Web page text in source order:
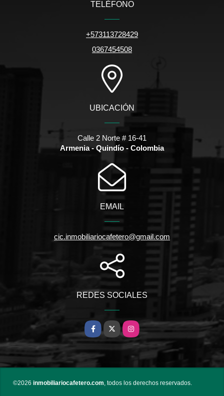
TELÉFONO
+573113728429
0367454508
UBICACIÓN
Calle 2 Norte # 16-41
Armenia - Quindío - Colombia
EMAIL
cic.inmobiliariocafetero@gmail.com
REDES SOCIALES
Facebook
X Instagram
©2026 inmobiliariocafetero.com, todos los derechos reservados.